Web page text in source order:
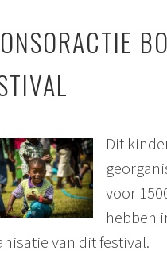
Dit
voor
hebben
van dit festival.